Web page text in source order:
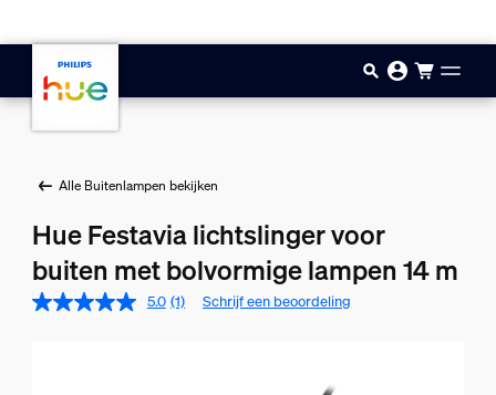
Alle Buitenlampen bekijken
Hue Festavia lichtslinger voor
buiten met bolvormige lampen 14 m
5.0 (1) Schrijf een beoordeling